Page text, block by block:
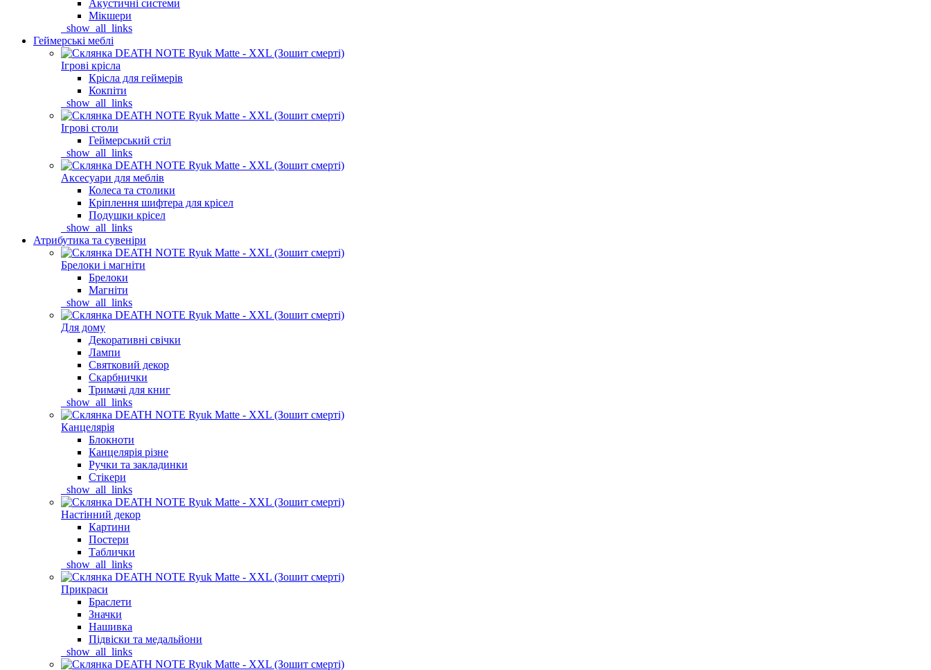
Акустичні системи
Мікшери
_show_all_links
Геймерські меблі
Ігрові крісла
Крісла для геймерів
Кокпіти
_show_all_links
Ігрові столи
Геймерський стіл
_show_all_links
Аксесуари для меблів
Колеса та столики
Кріплення шифтера для крісел
Подушки крісел
_show_all_links
Атрибутика та сувеніри
Брелоки і магніти
Брелоки
Магніти
_show_all_links
Для дому
Декоративні свічки
Лампи
Святковий декор
Скарбнички
Тримачі для книг
_show_all_links
Канцелярія
Блокноти
Канцелярія різне
Ручки та закладинки
Стікери
_show_all_links
Настінний декор
Картини
Постери
Таблички
_show_all_links
Прикраси
Браслети
Значки
Нашивка
Підвіски та медальйони
_show_all_links